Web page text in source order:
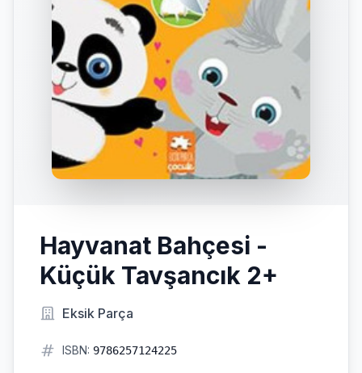
Hayvanat Bahçesi -
Küçük Tavşancık 2+
Eksik Parça
ISBN: 9786257124225